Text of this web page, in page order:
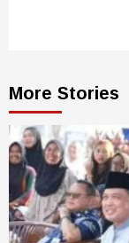
More Stories